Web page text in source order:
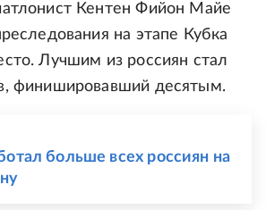
Кентен Фийон Майе
на этапе Кубка
Лучшим из россиян стал
финишировавший десятым.
больше всех россиян на